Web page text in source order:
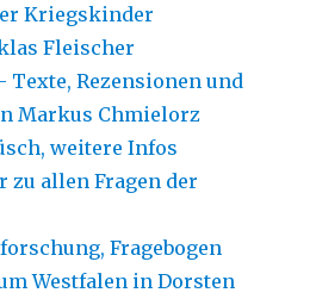
Kriegskinder
Fleischer
Rezensionen und
Markus Chmielorz
weitere Infos
zu allen Fragen der
Fragebogen
Westfalen in Dorsten